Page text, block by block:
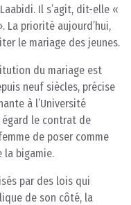
Il s’agit, dit-elle «
La priorité aujourd’hui,
le mariage des jeunes.
du mariage est
neuf siècles, précise
à l’Université
égard le contrat de
de poser comme
la bigamie.
par des lois qui
de son côté, la